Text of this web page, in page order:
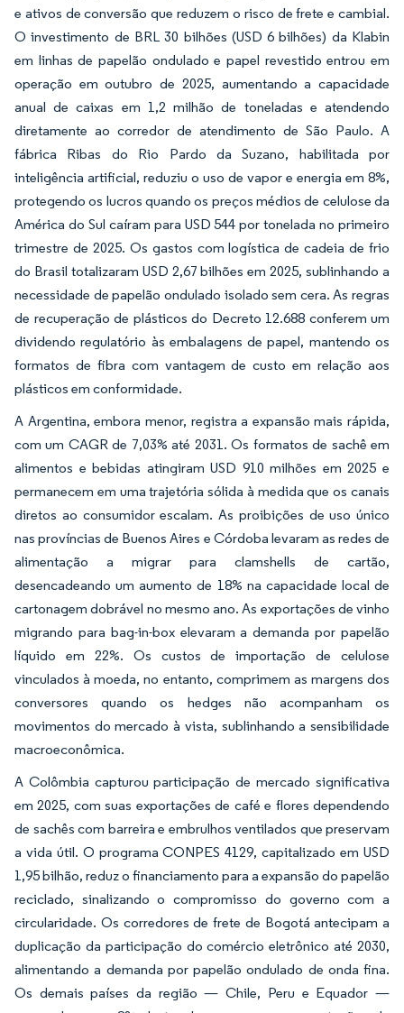
e ativos de conversão que reduzem o risco de frete e cambial.
O investimento de BRL 30 bilhões (USD 6 bilhões) da Klabin
em linhas de papelão ondulado e papel revestido entrou em
operação em outubro de 2025, aumentando a capacidade
anual de caixas em 1,2 milhão de toneladas e atendendo
diretamente ao corredor de atendimento de São Paulo. A
fábrica Ribas do Rio Pardo da Suzano, habilitada por
inteligência artificial, reduziu o uso de vapor e energia em 8%,
protegendo os lucros quando os preços médios de celulose da
América do Sul caíram para USD 544 por tonelada no primeiro
trimestre de 2025. Os gastos com logística de cadeia de frio
do Brasil totalizaram USD 2,67 bilhões em 2025, sublinhando a
necessidade de papelão ondulado isolado sem cera. As regras
de recuperação de plásticos do Decreto 12.688 conferem um
dividendo regulatório às embalagens de papel, mantendo os
formatos de fibra com vantagem de custo em relação aos
plásticos em conformidade.
A Argentina, embora menor, registra a expansão mais rápida,
com um CAGR de 7,03% até 2031. Os formatos de sachê em
alimentos e bebidas atingiram USD 910 milhões em 2025 e
permanecem em uma trajetória sólida à medida que os canais
diretos ao consumidor escalam. As proibições de uso único
nas províncias de Buenos Aires e Córdoba levaram as redes de
alimentação a migrar para clamshells de cartão,
desencadeando um aumento de 18% na capacidade local de
cartonagem dobrável no mesmo ano. As exportações de vinho
migrando para bag-in-box elevaram a demanda por papelão
líquido em 22%. Os custos de importação de celulose
vinculados à moeda, no entanto, comprimem as margens dos
conversores quando os hedges não acompanham os
movimentos do mercado à vista, sublinhando a sensibilidade
macroeconômica.
A Colômbia capturou participação de mercado significativa
em 2025, com suas exportações de café e flores dependendo
de sachês com barreira e embrulhos ventilados que preservam
a vida útil. O programa CONPES 4129, capitalizado em USD
1,95 bilhão, reduz o financiamento para a expansão do papelão
reciclado, sinalizando o compromisso do governo com a
circularidade. Os corredores de frete de Bogotá antecipam a
duplicação da participação do comércio eletrônico até 2030,
alimentando a demanda por papelão ondulado de onda fina.
Os demais países da região — Chile, Peru e Equador —